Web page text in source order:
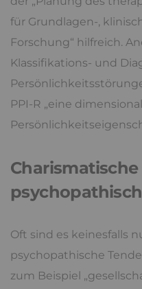
für Grundlagen-,
Forschung“ hilfreich.
Klassifikations- und
PPI-R „eine
Oft sind es keinesfalls
psychopathische
zum Beispiel